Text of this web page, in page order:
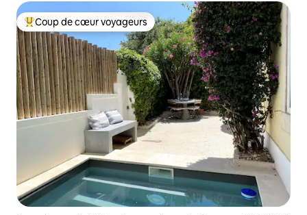
Coup de cœur voyageurs parmi les plus aimés
Coup de cœur voyageurs